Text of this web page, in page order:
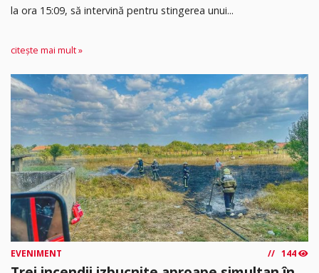
la ora 15:09, să intervină pentru stingerea unui...
citește mai mult »
EVENIMENT 144